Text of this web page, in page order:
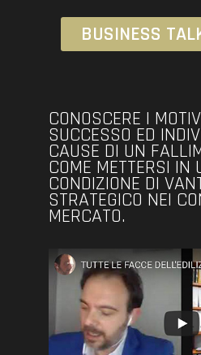
BUSINESS
CONOSCERE I
SUCCESSO ED
CAUSE DI UN
COME METTERSI IN
CONDIZIONE DI
STRATEGICO NEI
MERCATO.